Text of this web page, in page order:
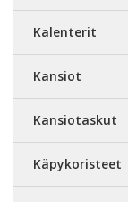
Kalenterit
Kansiot
Kansiotaskut
Käpykoristeet